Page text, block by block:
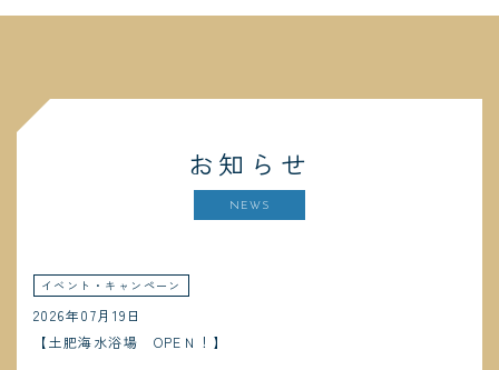
お知らせ
NEWS
2026年07月19日
イベント・キャンペーン
【土肥海水浴場 OPEＮ！】